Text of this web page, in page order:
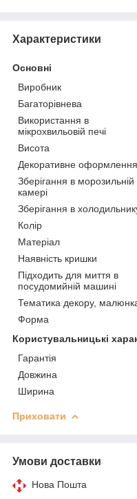
Характеристики
Основні
Виробник
Багаторівнева
Використання в
мікрохвильовій печі
Висота
Декоративне оформлення
Зберігання в морозильній
камері
Зберігання в
Колір
Матеріал
Наявність кришки
Підходить для миття в
посудомийній машині
Тематика декору,
Форма
Користувальницькі
Гарантія
Довжина
Ширина
Приховати
Умови доставки
Нова Пошта